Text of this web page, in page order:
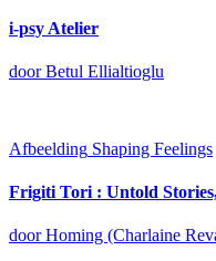
i-psy Atelier
door Betul Ellialtioglu
Afbeelding Shaping Feelings
Frigiti Tori : Untold
door Homing (Charlaine